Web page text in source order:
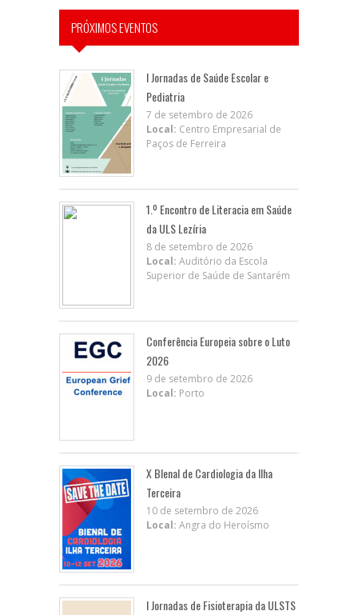
PRÓXIMOS EVENTOS
I Jornadas de Saúde Escolar e
Pediatria
7 de setembro de 2026
Local: Centro Empresarial de
Paços de Ferreira
1.º Encontro de Literacia em Saúde
da ULS Lezíria
8 de setembro de 2026
Local: Auditório da Escola
Superior de Saúde de Santarém
Conferência Europeia sobre o Luto
2026
9 de setembro de 2026
Local: Porto
X BIenal de Cardiologia da Ilha
Terceira
10 de setembro de 2026
Local: Angra do Heroísmo
I Jornadas de Fisioterapia da ULSTS